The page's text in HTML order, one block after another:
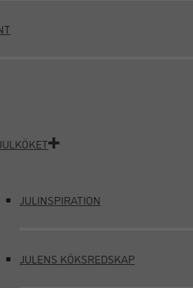
JULINSPIRATION
JULENS KÖKSREDSKAP